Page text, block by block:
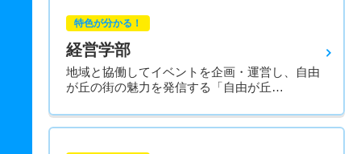
特色が分かる！
経営学部
地域と協働してイベントを企画・運営し、自由
が丘の街の魅力を発信する「自由が丘…